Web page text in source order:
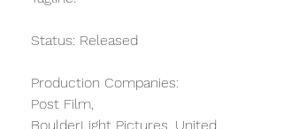
Status: Released
Production Companies:
Post Film,